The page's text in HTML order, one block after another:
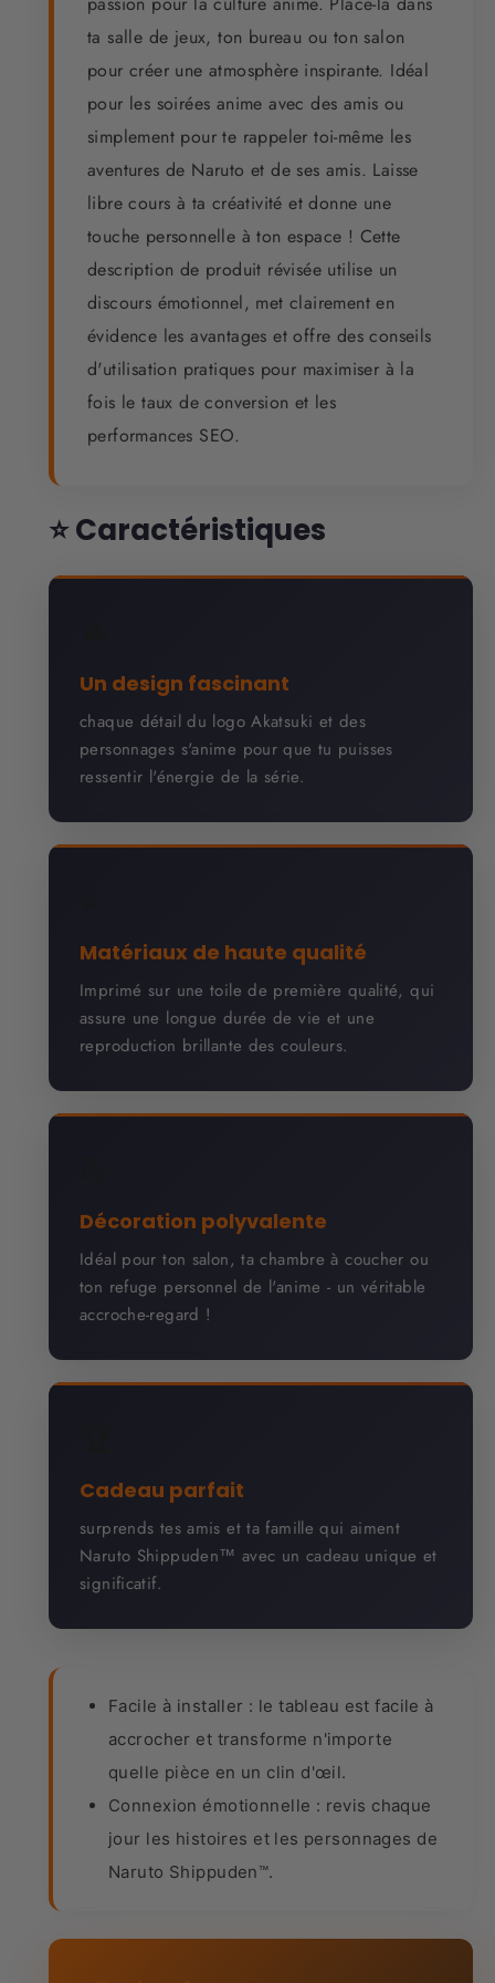
ta salle de jeux, ton bureau ou ton salon
pour créer une atmosphère inspirante. Idéal
pour les soirées anime avec des amis ou
simplement pour te rappeler toi-même les
aventures de Naruto et de ses amis. Laisse
libre cours à ta créativité et donne une
touche personnelle à ton espace ! Cette
description de produit révisée utilise un
discours émotionnel, met clairement en
évidence les avantages et offre des conseils
d'utilisation pratiques pour maximiser à la
fois le taux de conversion et les
performances SEO.
⭐ Caractéristiques
Un design fascinant
chaque détail du logo Akatsuki et des
personnages s'anime pour que tu puisses
ressentir l'énergie de la série.
Matériaux de haute qualité
Imprimé sur une toile de première qualité, qui
assure une longue durée de vie et une
reproduction brillante des couleurs.
Décoration polyvalente
Idéal pour ton salon, ta chambre à coucher ou
ton refuge personnel de l'anime - un véritable
accroche-regard !
Cadeau parfait
surprends tes amis et ta famille qui aiment
Naruto Shippuden™ avec un cadeau unique et
significatif.
Facile à installer : le tableau est facile à
accrocher et transforme n'importe
quelle pièce en un clin d'œil.
Connexion émotionnelle : revis chaque
jour les histoires et les personnages de
Naruto Shippuden™.